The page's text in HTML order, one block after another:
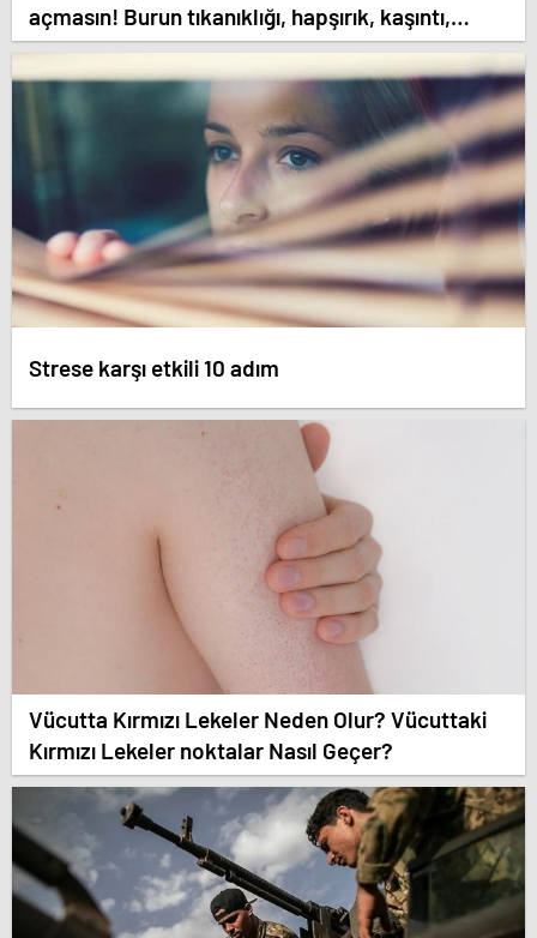
açmasın! Burun tıkanıklığı, hapşırık, kaşıntı,
öksürük… Meğer tetikliyormuş
Strese karşı etkili 10 adım
Vücutta Kırmızı Lekeler Neden Olur? Vücuttaki
Kırmızı Lekeler noktalar Nasıl Geçer?